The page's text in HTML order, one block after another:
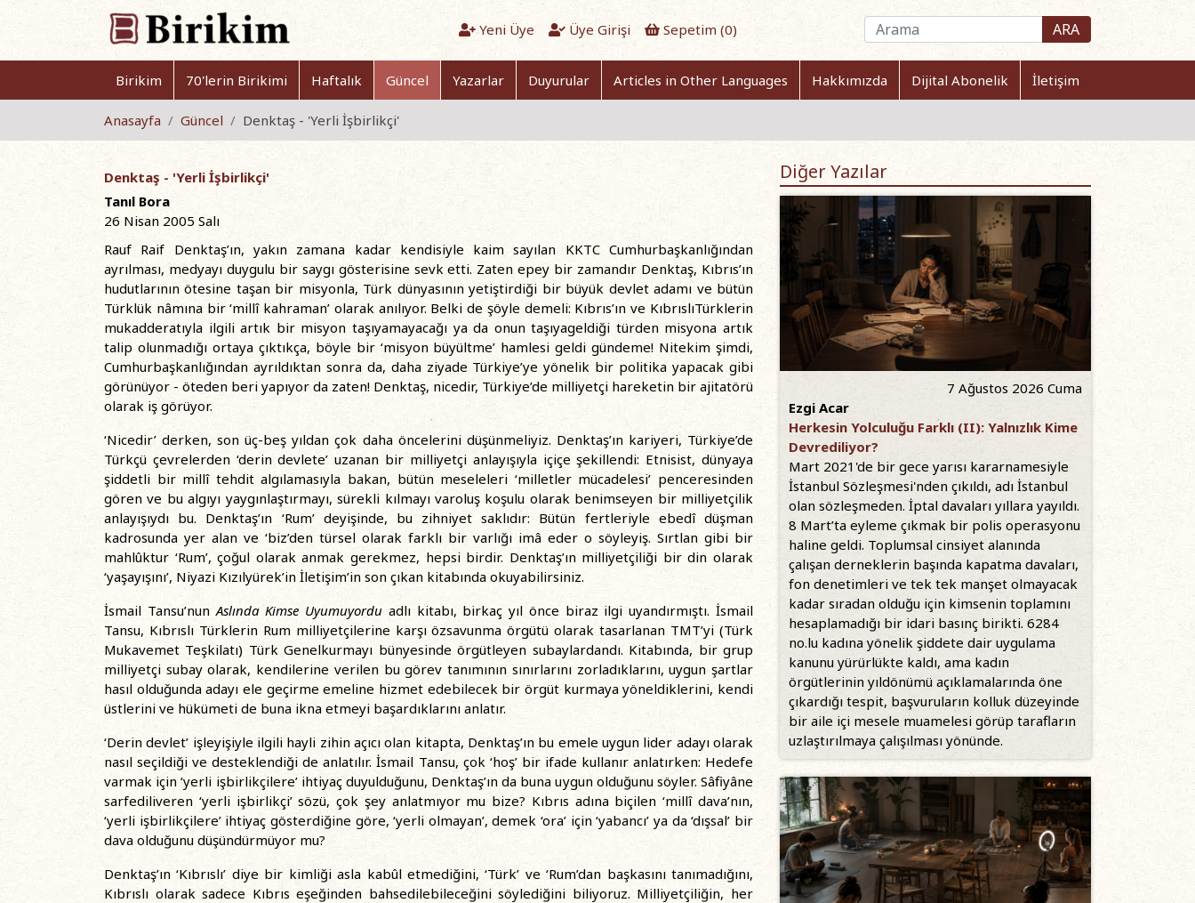
Yeni Üye Üye Girişi Sepetim (0) ARA
Birikim 70'lerin Birikimi Haftalık Güncel Yazarlar Duyurular Articles in Other Languages Hakkımızda Dijital Abonelik İletişim
Anasayfa Güncel Denktaş - 'Yerli İşbirlikçi'
Denktaş - 'Yerli İşbirlikçi'
Tanıl Bora
26 Nisan 2005 Salı
Rauf Raif Denktaş’ın, yakın zamana kadar kendisiyle kaim sayılan KKTC Cumhurbaşkanlığından
ayrılması, medyayı duygulu bir saygı gösterisine sevk etti. Zaten epey bir zamandır Denktaş, Kıbrıs’ın
hudutlarının ötesine taşan bir misyonla, Türk dünyasının yetiştirdiği bir büyük devlet adamı ve bütün
Türklük nâmına bir ‘millî kahraman’ olarak anılıyor. Belki de şöyle demeli: Kıbrıs’ın ve KıbrıslıTürklerin
mukadderatıyla ilgili artık bir misyon taşıyamayacağı ya da onun taşıyageldiği türden misyona artık
talip olunmadığı ortaya çıktıkça, böyle bir ‘misyon büyültme’ hamlesi geldi gündeme! Nitekim şimdi,
Cumhurbaşkanlığından ayrıldıktan sonra da, daha ziyade Türkiye’ye yönelik bir politika yapacak gibi
görünüyor - öteden beri yapıyor da zaten! Denktaş, nicedir, Türkiye’de milliyetçi hareketin bir ajitatörü
olarak iş görüyor.
‘Nicedir’ derken, son üç-beş yıldan çok daha öncelerini düşünmeliyiz. Denktaş’ın kariyeri, Türkiye’de
Türkçü çevrelerden ‘derin devlete’ uzanan bir milliyetçi anlayışıyla içiçe şekillendi: Etnisist, dünyaya
şiddetli bir millî tehdit algılamasıyla bakan, bütün meseleleri ‘milletler mücadelesi’ penceresinden
gören ve bu algıyı yaygınlaştırmayı, sürekli kılmayı varoluş koşulu olarak benimseyen bir milliyetçilik
anlayışıydı bu. Denktaş’ın ‘Rum’ deyişinde, bu zihniyet saklıdır: Bütün fertleriyle ebedî düşman
kadrosunda yer alan ve ‘biz’den türsel olarak farklı bir varlığı imâ eder o söyleyiş. Sırtlan gibi bir
mahlûktur ‘Rum’, çoğul olarak anmak gerekmez, hepsi birdir. Denktaş’ın milliyetçiliği bir din olarak
‘yaşayışını’, Niyazi Kızılyürek’in İletişim’in son çıkan kitabında okuyabilirsiniz.
İsmail Tansu’nunAslında Kimse Uyumuyordu adlı kitabı, birkaç yıl önce biraz ilgi uyandırmıştı. İsmail
Tansu, Kıbrıslı Türklerin Rum milliyetçilerine karşı özsavunma örgütü olarak tasarlanan TMT’yi (Türk
Mukavemet Teşkilatı) Türk Genelkurmayı bünyesinde örgütleyen subaylardandı. Kitabında, bir grup
milliyetçi subay olarak, kendilerine verilen bu görev tanımının sınırlarını zorladıklarını, uygun şartlar
hasıl olduğunda adayı ele geçirme emeline hizmet edebilecek bir örgüt kurmaya yöneldiklerini, kendi
üstlerini ve hükümeti de buna ikna etmeyi başardıklarını anlatır.
‘Derin devlet’ işleyişiyle ilgili hayli zihin açıcı olan kitapta, Denktaş’ın bu emele uygun lider adayı olarak
nasıl seçildiği ve desteklendiği de anlatılır. İsmail Tansu, çok ‘hoş’ bir ifade kullanır anlatırken: Hedefe
varmak için ‘yerli işbirlikçilere’ ihtiyaç duyulduğunu, Denktaş’ın da buna uygun olduğunu söyler. Sâfiyâne
sarfediliveren ‘yerli işbirlikçi’ sözü, çok şey anlatmıyor mu bize? Kıbrıs adına biçilen ‘millî dava’nın,
‘yerli işbirlikçilere’ ihtiyaç gösterdiğine göre, ‘yerli olmayan’, demek ‘ora’ için ‘yabancı’ ya da ‘dışsal’ bir
dava olduğunu düşündürmüyor mu?
Denktaş’ın ‘Kıbrıslı’ diye bir kimliği asla kabûl etmediğini, ‘Türk’ ve ‘Rum’dan başkasını tanımadığını,
Kıbrıslı olarak sadece Kıbrıs eşeğinden bahsedilebileceğini söylediğini biliyoruz. Milliyetçiliğin, her
Diğer Yazılar
7 Ağustos 2026 Cuma
Ezgi Acar
Herkesin Yolculuğu Farklı (II): Yalnızlık Kime
Devrediliyor?
Mart 2021'de bir gece yarısı kararnamesiyle
İstanbul Sözleşmesi'nden çıkıldı, adı İstanbul
olan sözleşmeden. İptal davaları yıllara yayıldı.
8 Mart’ta eyleme çıkmak bir polis operasyonu
haline geldi. Toplumsal cinsiyet alanında
çalışan derneklerin başında kapatma davaları,
fon denetimleri ve tek tek manşet olmayacak
kadar sıradan olduğu için kimsenin toplamını
hesaplamadığı bir idari basınç birikti. 6284
no.lu kadına yönelik şiddete dair uygulama
kanunu yürürlükte kaldı, ama kadın
örgütlerinin yıldönümü açıklamalarında öne
çıkardığı tespit, başvuruların kolluk düzeyinde
bir aile içi mesele muamelesi görüp tarafların
uzlaştırılmaya çalışılması yönünde.